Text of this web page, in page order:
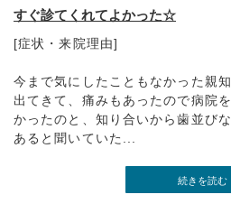
すぐ診てくれてよかった☆
[症状・来院理由]
今まで気にしたこともなかった親
出てきて、痛みもあったので病院
かったのと、知り合いから歯並び
あると聞いていた...
続きを読む